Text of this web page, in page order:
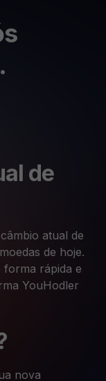
de
atual de
de hoje.
rápida e
YouHodler
nova